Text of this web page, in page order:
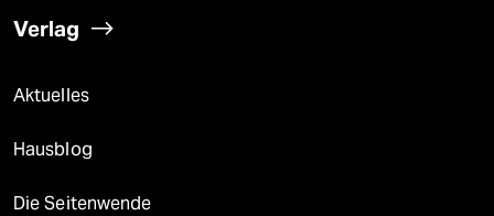
Verlag
Aktuelles
Hausblog
Die Seitenwende